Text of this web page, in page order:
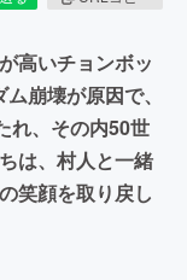
高いチョンボッ
崩壊が原因で、
れ、その内50世
は、村人と一緒
笑顔を取り戻し